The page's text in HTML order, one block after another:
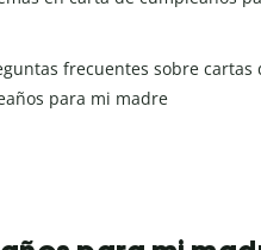
frecuentes sobre cartas
para mi madre